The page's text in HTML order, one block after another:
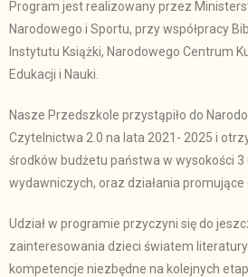
Program jest realizowany przez
Narodowego i Sportu, przy współpracy
Instytutu Książki, Narodowego Centrum
Edukacji i Nauki.
Nasze Przedszkole przystąpiło do
Czytelnictwa 2.0 na lata 2021- 2025 i
środków budżetu państwa w wysokości 3
wydawniczych, oraz działania
Udział w programie przyczyni się do
zainteresowania dzieci światem
kompetencje niezbędne na kolejnych